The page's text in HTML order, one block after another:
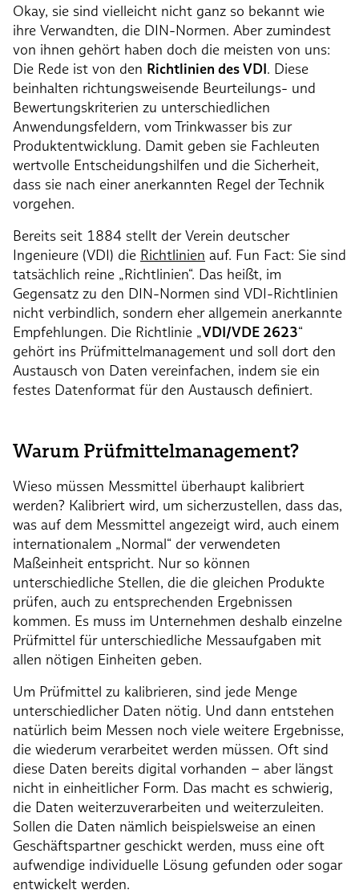
Okay, sie sind vielleicht nicht ganz so bekannt wie
ihre Verwandten, die DIN-Normen. Aber zumindest
von ihnen gehört haben doch die meisten von uns:
Die Rede ist von den Richtlinien des VDI. Diese
beinhalten richtungsweisende Beurteilungs- und
Bewertungskriterien zu unterschiedlichen
Anwendungsfeldern, vom Trinkwasser bis zur
Produktentwicklung. Damit geben sie Fachleuten
wertvolle Entscheidungshilfen und die Sicherheit,
dass sie nach einer anerkannten Regel der Technik
vorgehen.
Bereits seit 1884 stellt der Verein deutscher
Ingenieure (VDI) die Richtlinien auf. Fun Fact: Sie sind
tatsächlich reine „Richtlinien“. Das heißt, im
Gegensatz zu den DIN-Normen sind VDI-Richtlinien
nicht verbindlich, sondern eher allgemein anerkannte
Empfehlungen. Die Richtlinie „VDI/VDE 2623“
gehört ins Prüfmittelmanagement und soll dort den
Austausch von Daten vereinfachen, indem sie ein
festes Datenformat für den Austausch definiert.
Warum Prüfmittelmanagement?
Wieso müssen Messmittel überhaupt kalibriert
werden? Kalibriert wird, um sicherzustellen, dass das,
was auf dem Messmittel angezeigt wird, auch einem
internationalem „Normal“ der verwendeten
Maßeinheit entspricht. Nur so können
unterschiedliche Stellen, die die gleichen Produkte
prüfen, auch zu entsprechenden Ergebnissen
kommen. Es muss im Unternehmen deshalb einzelne
Prüfmittel für unterschiedliche Messaufgaben mit
allen nötigen Einheiten geben.
Um Prüfmittel zu kalibrieren, sind jede Menge
unterschiedlicher Daten nötig. Und dann entstehen
natürlich beim Messen noch viele weitere Ergebnisse,
die wiederum verarbeitet werden müssen. Oft sind
diese Daten bereits digital vorhanden – aber längst
nicht in einheitlicher Form. Das macht es schwierig,
die Daten weiterzuverarbeiten und weiterzuleiten.
Sollen die Daten nämlich beispielsweise an einen
Geschäftspartner geschickt werden, muss eine oft
aufwendige individuelle Lösung gefunden oder sogar
entwickelt werden.